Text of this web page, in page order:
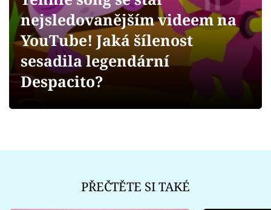
Videa
Sledujte prima+
nejsledovanějším videem na
YouTube! Jaká šílenost
sesadila legendární
Despacito?
PŘEČTĚTE SI TAKÉ